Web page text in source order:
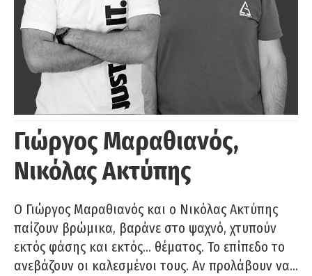
Γιώργος Μαραθιανός,
Νικόλας Ακτύπης
Ο Γιώργος Μαραθιανός και ο Νικόλας Ακτύπης
παίζουν βρώμικα, βαράνε στο ψαχνό, χτυπούν
εκτός φάσης και εκτός… θέματος. Το επίπεδο το
ανεβάζουν οι καλεσμένοι τους. Αν προλάβουν να…